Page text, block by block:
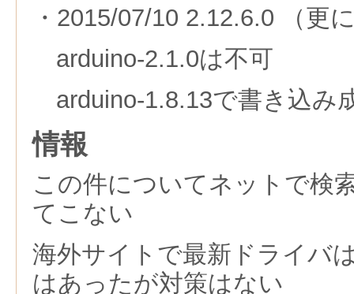
・2015/07/10 2.12.6.0 （更
arduino-2.1.0は不可
arduino-1.8.13で書き込み
情報
この件についてネットで検
てこない
海外サイトで最新ドライバ
はあったが対策はない